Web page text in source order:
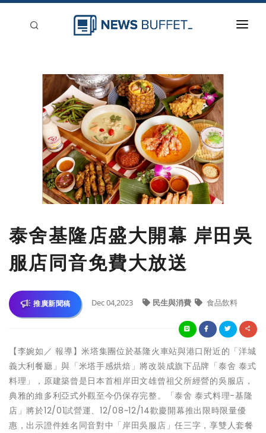
新聞稿分類
登入
刊登
泰舍基隆店盛大開幕 岸田吳
服店同音免費大放送
推廣新聞稿 Dec 04,2023 民生與消費 食品飲料
【李婉如／ 報導】米塔集團位於基隆火車站與港口附近的「洋城
義大利餐廳」與「米塔手感烘焙」將改裝成旗下品牌「泰舍 泰式
料理」，原建築曾是日本首相岸田文雄曾祖父所經營的吳服店，
典雅的維多利亞式外觀至今仍保存完整。「泰舍 泰式料理-基隆
店」將於12/01試營運、12/08~12/14歡慶開幕推出限時限量優
惠，出示證件姓名同音對中「岸田吳服店」任三字，享雙人套餐